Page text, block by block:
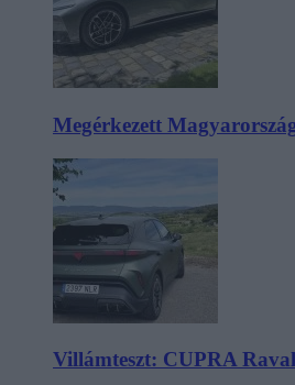
Megérkezett
Villámteszt: CUPRA